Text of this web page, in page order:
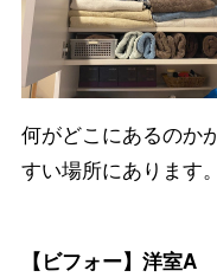
何がどこにあるのか
すい場所にあります。
【ビフォー】洋室A